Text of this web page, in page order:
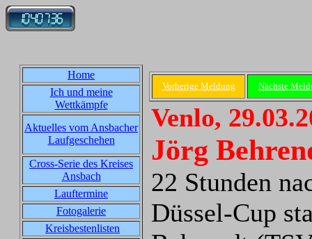
Home
Ich und meine
Wettkämpfe
Aktuelles vom Ansbacher
Laufgeschehen
Cross-Serie des Kreises
Ansbach
Lauftermine
Fotogalerie
Kreisbestenlisten
Vorherige Meldung Nächste
Venlo,
Jörg
22 Stunden
Düssel-Cup